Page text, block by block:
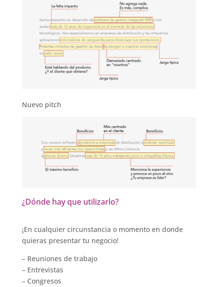
Nuevo pitch
¿Dónde hay que utilizarlo?
¡En cualquier circunstancia o momento en donde
quieras presentar tu negocio!
– Reuniones de trabajo
– Entrevistas
– Congresos